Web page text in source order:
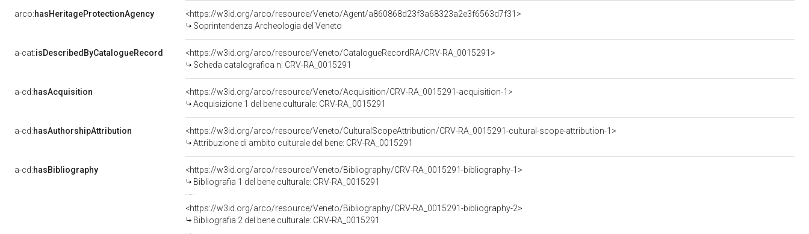
arco:hasHeritageProtectionAgency
<https://w3id.org/arco/resource/Veneto/Agent/a860868d23f3a68323a2e3f6563d7f31>
Soprintendenza Archeologia del Veneto
a-cat:isDescribedByCatalogueRecord
<https://w3id.org/arco/resource/Veneto/CatalogueRecordRA/CRV-RA_0015291>
Scheda catalografica n: CRV-RA_0015291
a-cd:hasAcquisition
<https://w3id.org/arco/resource/Veneto/Acquisition/CRV-RA_0015291-acquisition-1>
Acquisizione 1 del bene culturale: CRV-RA_0015291
a-cd:hasAuthorshipAttribution
<https://w3id.org/arco/resource/Veneto/CulturalScopeAttribution/CRV-RA_0015291-cultural-scope-attribution-1>
Attribuzione di ambito culturale del bene: CRV-RA_0015291
a-cd:hasBibliography
<https://w3id.org/arco/resource/Veneto/Bibliography/CRV-RA_0015291-bibliography-1>
Bibliografia 1 del bene culturale: CRV-RA_0015291
<https://w3id.org/arco/resource/Veneto/Bibliography/CRV-RA_0015291-bibliography-2>
Bibliografia 2 del bene culturale: CRV-RA_0015291